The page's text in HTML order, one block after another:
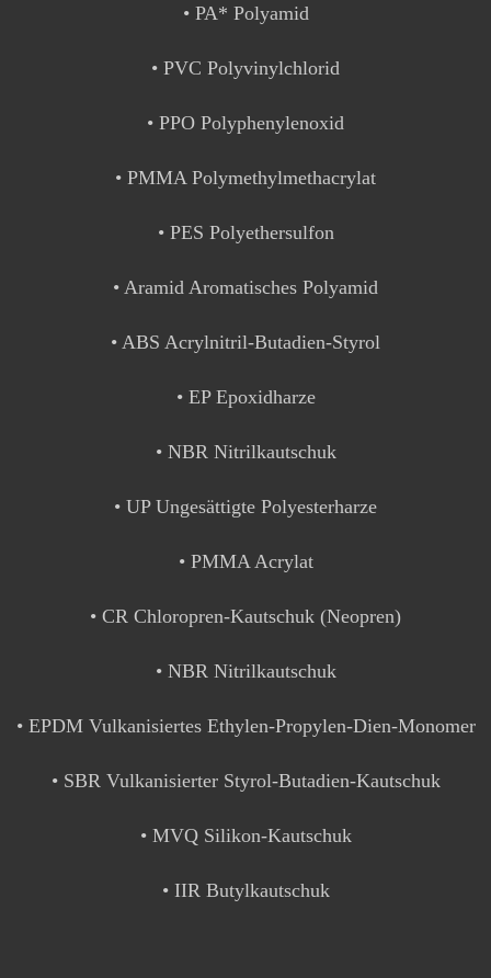
• PA* Polyamid
• PVC Polyvinylchlorid
• PPO Polyphenylenoxid
• PMMA Polymethylmethacrylat
• PES Polyethersulfon
• Aramid Aromatisches Polyamid
• ABS Acrylnitril-Butadien-Styrol
• EP Epoxidharze
• NBR Nitrilkautschuk
• UP Ungesättigte Polyesterharze
• PMMA Acrylat
• CR Chloropren-Kautschuk (Neopren)
• NBR Nitrilkautschuk
• EPDM Vulkanisiertes Ethylen-Propylen-Dien-Monomer
• SBR Vulkanisierter Styrol-Butadien-Kautschuk
• MVQ Silikon-Kautschuk
• IIR Butylkautschuk